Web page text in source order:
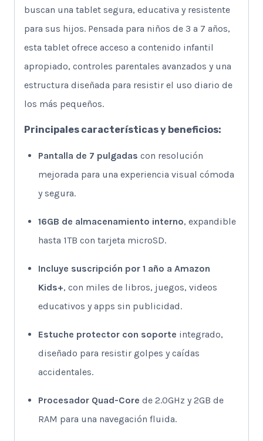
buscan una tablet segura, educativa y resistente
para sus hijos. Pensada para niños de 3 a 7 años,
esta tablet ofrece acceso a contenido infantil
apropiado, controles parentales avanzados y una
estructura diseñada para resistir el uso diario de
los más pequeños.
Principales características y beneficios:
Pantalla de 7 pulgadas con resolución
mejorada para una experiencia visual cómoda
y segura.
16GB de almacenamiento interno, expandible
hasta 1TB con tarjeta microSD.
Incluye suscripción por 1 año a Amazon
Kids+, con miles de libros, juegos, videos
educativos y apps sin publicidad.
Estuche protector con soporte integrado,
diseñado para resistir golpes y caídas
accidentales.
Procesador Quad-Core de 2.0GHz y 2GB de
RAM para una navegación fluida.